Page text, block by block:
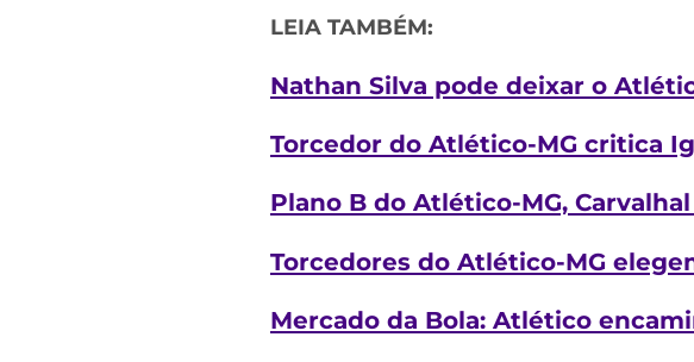
LEIA TAMBÉM:
Nathan Silva pode deixar o
Torcedor do Atlético-MG critica
Plano B do Atlético-MG,
Torcedores do Atlético-MG
Mercado da Bola: Atlético